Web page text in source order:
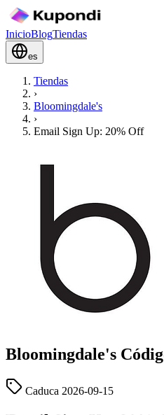
InicioBlogTiendas
es
Tiendas
›
Bloomingdale's
›
Email Sign Up: 20% Off
Bloomingdale's
Caduca 2026-09-15